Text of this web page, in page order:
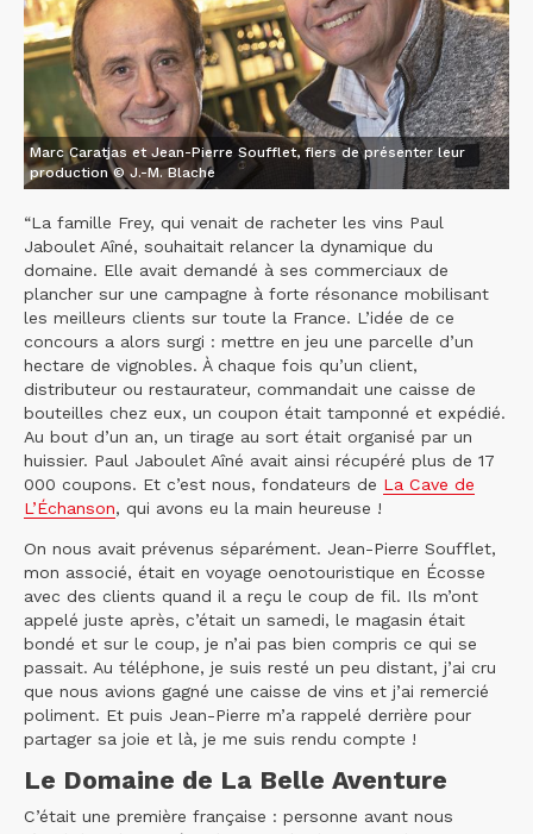
Marc Caratjas et Jean-Pierre Soufflet, fiers de présenter leur
production © J.-M. Blache
“La famille Frey, qui venait de racheter les vins Paul
Jaboulet Aîné, souhaitait relancer la dynamique du
domaine. Elle avait demandé à ses commerciaux de
plancher sur une campagne à forte résonance mobilisant
les meilleurs clients sur toute la France. L’idée de ce
concours a alors surgi : mettre en jeu une parcelle d’un
hectare de vignobles. À chaque fois qu’un client,
distributeur ou restaurateur, commandait une caisse de
bouteilles chez eux, un coupon était tamponné et expédié.
Au bout d’un an, un tirage au sort était organisé par un
huissier. Paul Jaboulet Aîné avait ainsi récupéré plus de 17
000 coupons. Et c’est nous, fondateurs de La Cave de
L’Échanson, qui avons eu la main heureuse !
On nous avait prévenus séparément. Jean-Pierre Soufflet,
mon associé, était en voyage oenotouristique en Écosse
avec des clients quand il a reçu le coup de fil. Ils m’ont
appelé juste après, c’était un samedi, le magasin était
bondé et sur le coup, je n’ai pas bien compris ce qui se
passait. Au téléphone, je suis resté un peu distant, j’ai cru
que nous avions gagné une caisse de vins et j’ai remercié
poliment. Et puis Jean-Pierre m’a rappelé derrière pour
partager sa joie et là, je me suis rendu compte !
Le Domaine de La Belle Aventure
C’était une première française : personne avant nous